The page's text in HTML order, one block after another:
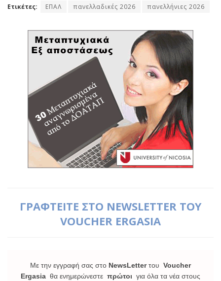
Ετικέτες: ΕΠΑΛ πανελλαδικές 2026 πανελλήνιες 2026
ΓΡΑΦΤΕΙΤΕ ΣΤΟ NEWSLETTER ΤΟΥ
VOUCHER ERGASIA
Με την εγγραφή σας στο NewsLetterτου Voucher
Ergasia θα ενημερώνεστε πρώτοι για όλα τα νέα στους